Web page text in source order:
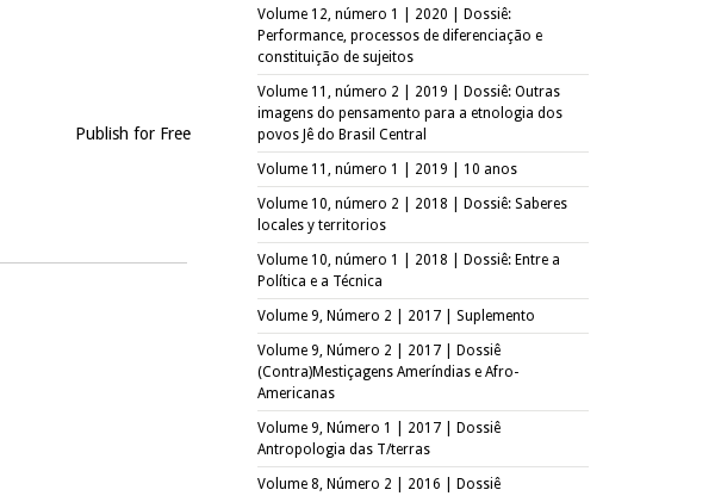
Publish for Free
Volume 12, número 1 | 2020 | Dossiê:
Performance, processos de diferenciação e
constituição de sujeitos
Volume 11, número 2 | 2019 | Dossiê: Outras
imagens do pensamento para a etnologia dos
povos Jê do Brasil Central
Volume 11, número 1 | 2019 | 10 anos
Volume 10, número 2 | 2018 | Dossiê: Saberes
locales y territorios
Volume 10, número 1 | 2018 | Dossiê: Entre a
Política e a Técnica
Volume 9, Número 2 | 2017 | Suplemento
Volume 9, Número 2 | 2017 | Dossiê
(Contra)Mestiçagens Ameríndias e Afro-
Americanas
Volume 9, Número 1 | 2017 | Dossiê
Antropologia das T/terras
Volume 8, Número 2 | 2016 | Dossiê